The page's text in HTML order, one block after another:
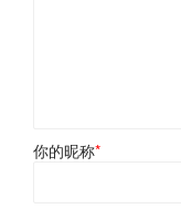
你的昵称*